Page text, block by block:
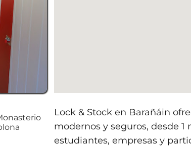
Lock & Stock en Barañáin
modernos y seguros, desde 1
estudiantes, empresas y